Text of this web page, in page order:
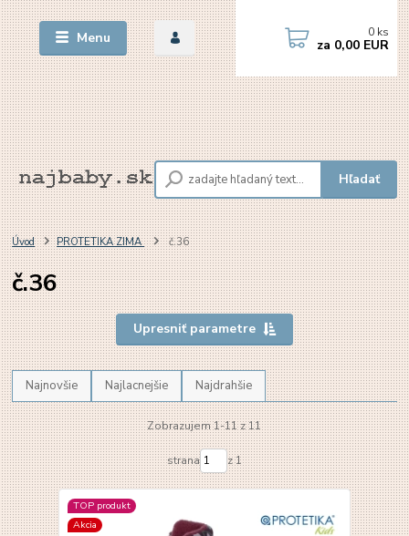
Menu
Hľadať
0 ks
za 0,00 EUR
Úvod PROTETIKA ZIMA č.36
č.36
Upresniť parametre
Najnovšie Najlacnejšie Najdrahšie
Zobrazujem 1-11 z 11
strana z 1
TOP produkt
Akcia